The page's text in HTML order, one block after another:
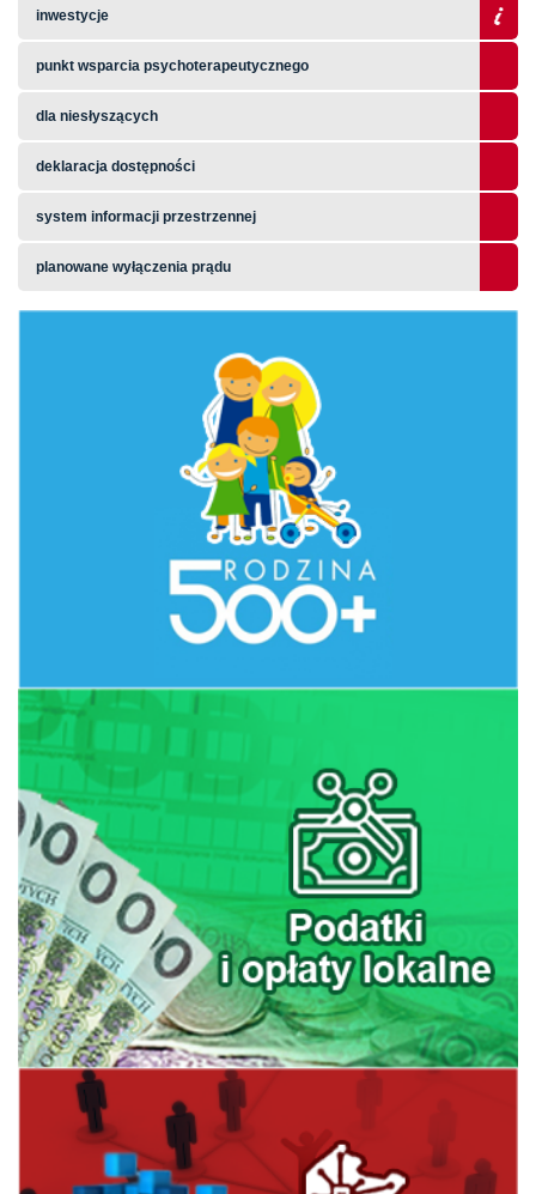
inwestycje
punkt wsparcia psychoterapeutycznego
dla niesłyszących
deklaracja dostępności
system informacji przestrzennej
planowane wyłączenia prądu